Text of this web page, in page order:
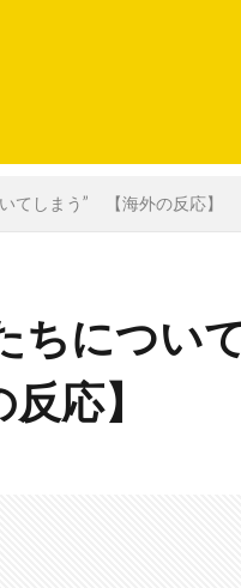
てしまう” 【海外の反応】
ちについ
応】